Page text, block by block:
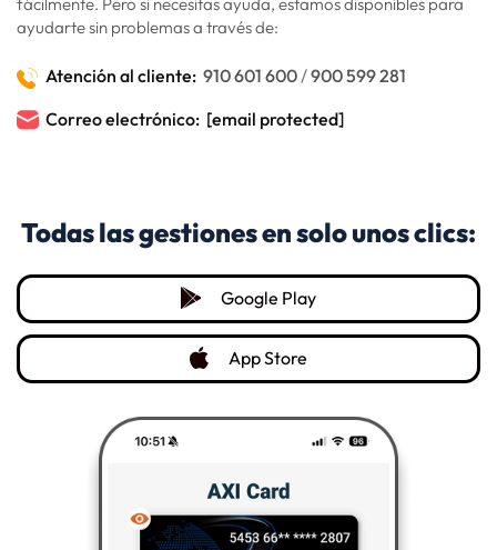
ayudarte sin problemas a través de:
Atención al cliente: 910 601 600/900 599 281
Correo electrónico: [email protected]
Todas las gestiones en solo unos clics:
Google Play
App Store a11y.opens_in_new_tab